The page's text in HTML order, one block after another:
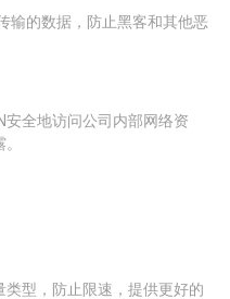
输的数据，防止黑客和其他恶
全地访问公司内部网络资
型，防止限速，提供更好的